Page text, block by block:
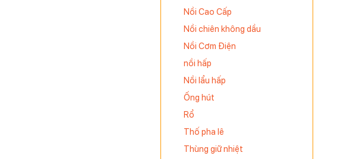
Nồi Cao Cấp
Nồi chiên không dầu
Nồi Cơm Điện
nồi hấp
Nồi lẩu hấp
Ống hút
Rổ
Thố pha lê
Thùng giữ nhiệt